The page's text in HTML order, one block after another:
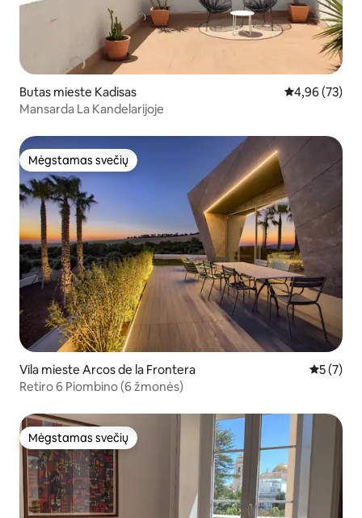
Butas mieste Kadisas Vidutinis
4,96 (73)
Mansarda La Kandelarijoje
Mėgstamas svečių
Mėgstamas svečių
Vila mieste Arcos de la Frontera Vidutinis
5 (7)
Retiro 6 Piombino (6 žmonės)
Mėgstamas svečių
Mėgstamas svečių